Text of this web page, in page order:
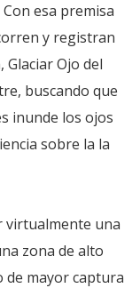
esa premisa
y registran
Glaciar Ojo del
buscando que
inunde los ojos
sobre la la
virtualmente una
zona de alto
de mayor captura